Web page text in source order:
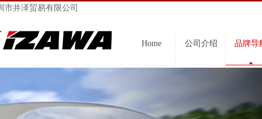
市井泽贸易有限公司
Home 公司介绍 品牌导